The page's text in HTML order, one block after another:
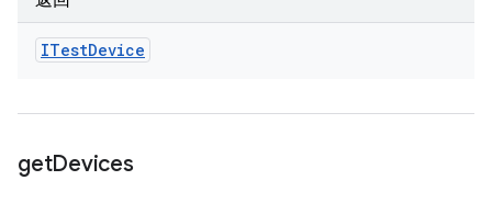
ITestDevice
getDevices